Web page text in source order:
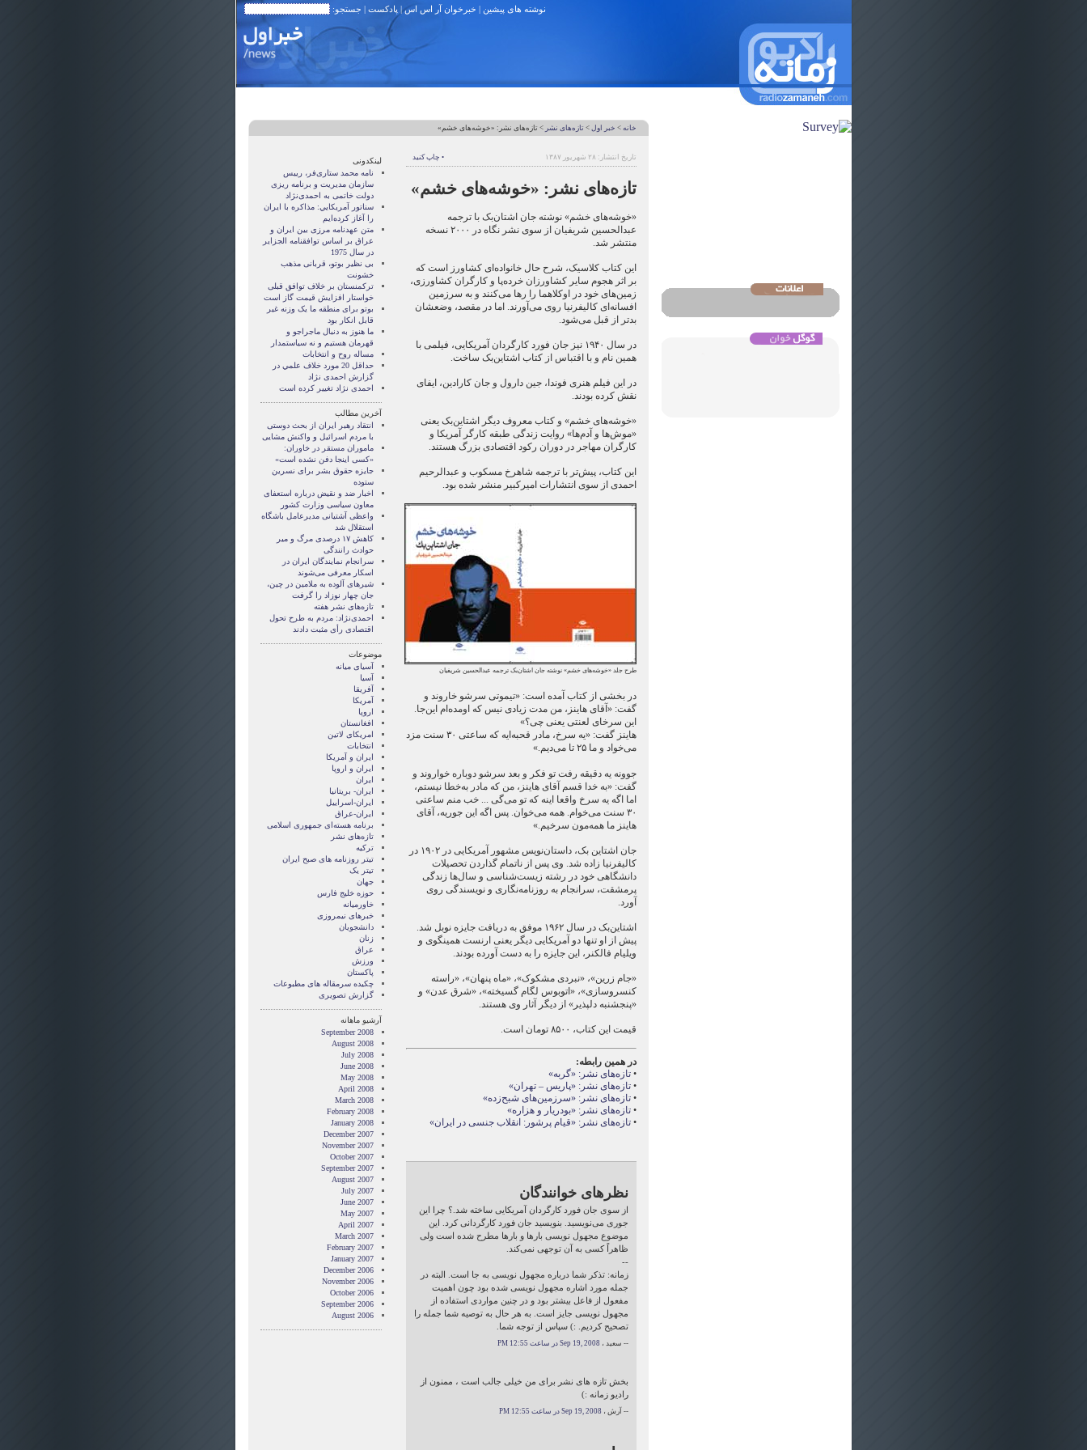
نوشته های پیشین | خبرخوان آر اس اس| پادکست | جستجو:
خانه > خبر اول > تازه‌های نشر > تازه‌های نشر: «خوشه‌های خشم»
تاریخ انتشار: ۲۸ شهریور ۱۳۸۷ • چاپ کنید
تازه‌های نشر: «خوشه‌های خشم»
«خوشه‌های خشم» نوشته جان اشتان‌بک با ترجمه
عبدالحسین شریفیان از سوی نشر نگاه در ۲۰۰۰ نسخه
منتشر شد.
این کتاب کلاسیک، شرح حال خانواده‌ای کشاورز است که
بر اثر هجوم سایر کشاورزان خرده‌پا و کارگران کشاورزی،
زمین‌های خود در اوکلاهما را رها می‌کنند و به سرزمین
افسانه‌ای کالیفرنیا روی می‌آورند. اما در مقصد، وضعشان
بدتر از قبل می‌شود.
در سال ۱۹۴۰ نیز جان فورد کارگردان آمریکایی، فیلمی با
همین نام و با اقتباس از کتاب اشتاین‌بک ساخت.
در این فیلم هنری فوندا، جین دارول و جان کارادین، ایفای
نقش کرده بودند.
«خوشه‌های خشم» و کتاب معروف دیگر اشتاین‌بک یعنی
«موش‌ها و آدم‌ها» روایت زندگی طبقه کارگر آمریکا و
کارگران مهاجر در دوران رکود اقتصادی بزرگ هستند.
این کتاب، پیش‌تر با ترجمه شاهرخ مسکوب و عبدالرحیم
احمدی از سوی انتشارات امیرکبیر منشر شده بود.
طرح جلد «خوشه‌های خشم» نوشته جان اشتان‌بک ترجمه عبدالحسین شریفیان
در بخشی از کتاب آمده است: «تیموتی سرشو خاروند و
گفت: «آقای هاینز، من مدت زیادی نیس که اومده‌ام این‌جا.
این سرخای لعنتی یعنی چی؟»
هاینز گفت: «یه سرخ، مادر قحبه‌ایه که ساعتی ۳۰ سنت مزد
می‌خواد و ما ۲۵ تا می‌دیم.»
جوونه یه دقیقه رفت تو فکر و بعد سرشو دوباره خواروند و
گفت: «به خدا قسم آقای هاینز، من که مادر به‌خطا نیستم،
اما اگه یه سرخ واقعا اینه که تو می‌گی ... خب منم ساعتی
۳۰ سنت می‌خوام. همه می‌خوان. پس اگه این جوریه، آقای
هاینز ما همه‌مون سرخیم.»
جان اشتاین بک، داستان‌نویس مشهور آمریکایی در ۱۹۰۲ در
کالیفرنیا زاده شد. وی پس از ناتمام گذاردن تحصیلات
دانشگاهی خود در رشته زیست‌شناسی و سال‌ها زندگی
پرمشقت، سرانجام به روزنامه‌نگاری و نویسندگی روی
آورد.
اشتاین‌بک در سال ۱۹۶۲ موفق به دریافت جایزه نوبل شد.
پیش از او تنها دو آمریکایی دیگر یعنی ارنست همینگوی و
ویلیام فالکنر، این جایزه را به دست آورده بودند.
«جام زرین»، «نبردی مشکوک»، «ماه پنهان»، «راسته
کنسروسازی»، «اتوبوس لگام گسیخته»، «شرق عدن» و
«پنجشنبه دلپذیر» از دیگر آثار وی هستند.
قیمت این کتاب، ۸۵۰۰ تومان است.
در همین رابطه:
•تازه‌های نشر: «گربه»
•تازه‌های نشر: «پاریس – تهران»
•تازه‌های نشر: «سرزمین‌های شبح‌زده»
•تازه‌های نشر: «بودریار و هزاره»
•تازه‌های نشر: «قیام پرشور: انقلاب جنسی در ایران»
نظرهای خوانندگان
از سوی جان فورد کارگردان آمریکایی ساخته شد.؟ چرا این
جوری می‌نویسید. بنویسید جان فورد کارگردانی کرد. این
موضوع مجهول نویسی بارها و بارها مطرح شده است ولی
ظاهراً کسی به آن توجهی نمی‌کند.
--
زمانه: تذکر شما درباره مجهول نویسی به جا است. البته در
جمله مورد اشاره مجهول نویسی شده بود چون اهمیت
مفعول از فاعل بیشتر بود و در چنین مواردی استفاده از
مجهول نویسی جایز است. به هر حال به توصیه شما جمله را
تصحیح کردیم. :) سپاس از توجه شما.
-- سعید ، Sep 19, 2008 در ساعت 12:55 PM
بخش تازه های نشر برای من خیلی جالب است ، ممنون از
رادیو زمانه :)
-- آرش ، Sep 19, 2008 در ساعت 12:55 PM
لینکدونی
نامه محمد ستاری‌فر، رییس
سازمان مدیریت و برنامه ریزی
دولت خاتمی به احمدی‌نژاد
سناتور آمريکايي: مذاکره با ايران
را آغاز کرده‌ايم
متن عهدنامه مرزى بين ايران و
عراق بر اساس توافقنامه الجزاير
در سال 1975
بی نظیر بوتو، قربانی مذهب
خشونت
ترکمنستان بر خلاف توافق قبلی
خواستار افزایش قیمت گاز است
بوتو برای منطقه ما یک وزنه غیر
قابل انکار بود
ما هنوز به دنبال ماجراجو و
قهرمان هستيم و نه سياستمدار
مساله روح و انتخابات
حداقل 20 مورد خلاف علمي در
گزارش احمدی نژاد
احمدی نژاد تغییر کرده است
آخرین مطالب
انتقاد رهبر ایران از بحث دوستی
با مردم اسرائیل و واکنش مشایی
ماموران مستقر در خاوران:
«کسی اینجا دفن نشده است»
جایزه حقوق بشر برای نسرین
ستوده
اخبار ضد و نقیض درباره استعفای
معاون سیاسی وزارت کشور
واعظی آشتیانی مدیرعامل باشگاه
استقلال شد
کاهش ۱۷ درصدی مرگ و میر
حوادث رانندگی
سرانجام نمایندگان ایران در
اسکار معرفی می‌شوند
شیرهای آلوده به ملامین در چین،
جان چهار نوزاد را گرفت
تازه‌های نشر هفته
احمدی‌نژاد: مردم به طرح تحول
اقتصادی رأی مثبت دادند
موضوعات
آسيای ميانه
آسیا
آفریقا
آمریکا
اروپا
افغانستان
امریکای لاتین
انتخابات
ايران و آمريکا
ايران و اروپا
ایران
ایران- بریتانیا
ایران-اسراییل
ایران-عراق
برنامه هسته‌ای جمهوری اسلامی
تازه‌های نشر
ترکیه
تیتر روزنامه های صبح ایران
تیتر یک
جهان
حوزه خلیج فارس
خاورمیانه
خبرهای نیمروزی
دانشجویان
زنان
عراق
ورزش
پاکستان
چکیده سرمقاله های مطبوعات
گزارش تصويری
آرشیو ماهانه
September 2008
August 2008
July 2008
June 2008
May 2008
April 2008
March 2008
February 2008
January 2008
December 2007
November 2007
October 2007
September 2007
August 2007
July 2007
June 2007
May 2007
April 2007
March 2007
February 2007
January 2007
December 2006
November 2006
October 2006
September 2006
August 2006